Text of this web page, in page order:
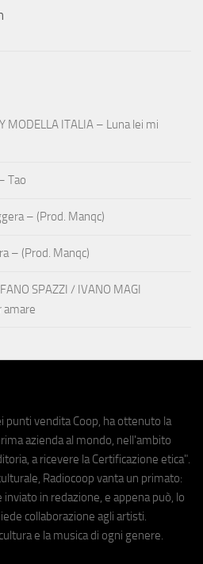
MODELLA ITALIA – Luna lei mi
Tao
– (Prod. Manqc)
– (Prod. Manqc)
SPAZZI / IVANO MAGI
amare
punti vendita Coop, ha ottenuto la
azienda al mondo, nell'ambito
a ricevere la Certificazione etica".
Radiocoop vanta un primato:
in redazione, e appena può, lo
collaborazione agli artisti.
e la musica di ogni genere.